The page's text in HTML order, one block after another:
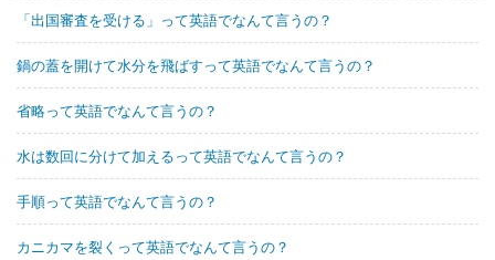
「出国審査を受ける」って英語でなんて言うの？
鍋の蓋を開けて水分を飛ばすって英語でなんて言うの？
省略って英語でなんて言うの？
水は数回に分けて加えるって英語でなんて言うの？
手順って英語でなんて言うの？
カニカマを裂くって英語でなんて言うの？